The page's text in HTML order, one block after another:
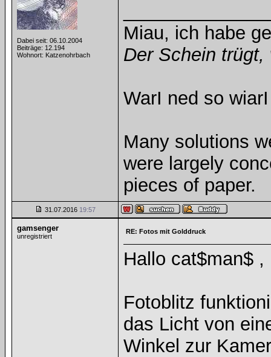
Dabei seit: 06.10.2004
Beiträge: 12.194
Wohnort: Katzenohrbach
Miau, ich habe
Der Schein
WarI ned so
Many solutions
were largely
pieces of paper.
31.07.2016 19:57
gamsenger
unregistriert
RE: Fotos mit Golddruck
Hallo cat$man$ ,
Fotoblitz
das Licht von
Winkel zur